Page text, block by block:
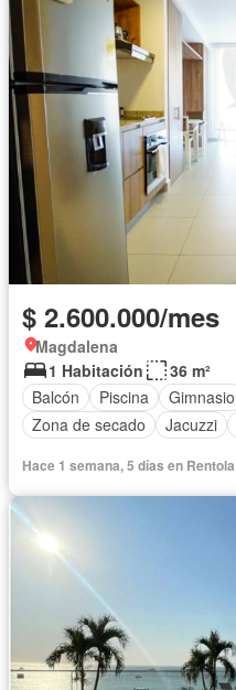
$ 2.600.000/mes
Magdalena
1 Habitación
36 m²
Balcón
Piscina Gimnasio
Zona de secado
Jacuzzi
Hace 1 semana, 5 días en Rentola